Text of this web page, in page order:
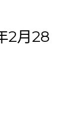
2月28